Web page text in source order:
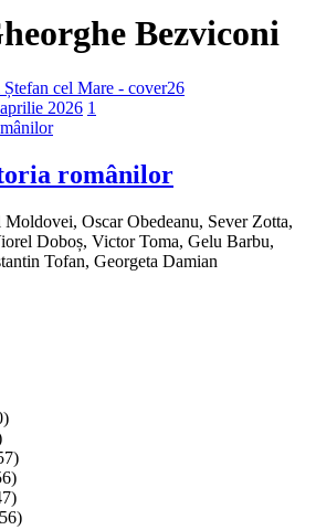
Bezviconi
2026 1
românilor
Oscar Obedeanu, Sever Zotta,
Doboș, Victor Toma, Gelu Barbu,
Tofan, Georgeta Damian